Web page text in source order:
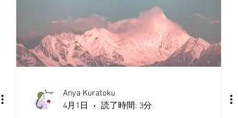
Anya Kuratoku
4月1日
読了時間: 3分